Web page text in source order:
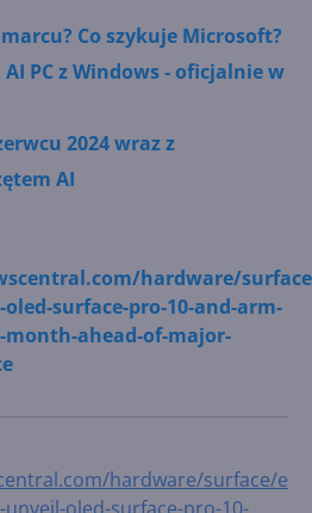
Co szykuje Microsoft?
PC z Windows - oficjalnie w
2024 wraz z
AI
hardware/
surface-pro-10-and-arm-
ahead-of-major-
hardware/surface/e